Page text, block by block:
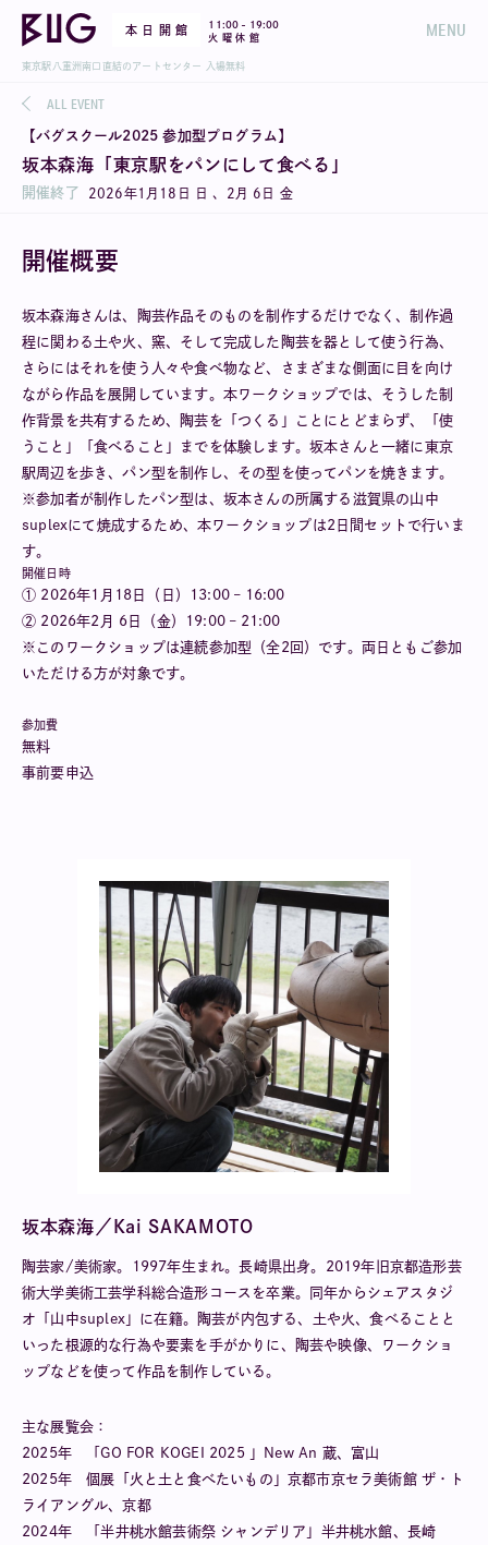
本 日 開 館 11:00 - 19:00
火 曜 休 館
MENU
東京駅八重洲南口直結のアートセンター 入場無料
ALL EVENT
【バグスクール2025 参加型プログラム】
坂本森海「東京駅をパンにして食べる」
開催終了 2026年1月18日 日 、2月 6日 金
開催概要
坂本森海さんは、陶芸作品そのものを制作するだけでなく、制作過
程に関わる土や火、窯、そして完成した陶芸を器として使う行為、
さらにはそれを使う人々や食べ物など、さまざまな側面に目を向け
ながら作品を展開しています。本ワークショップでは、そうした制
作背景を共有するため、陶芸を「つくる」ことにとどまらず、「使
うこと」「食べること」までを体験します。坂本さんと一緒に東京
駅周辺を歩き、パン型を制作し、その型を使ってパンを焼きます。
※参加者が制作したパン型は、坂本さんの所属する滋賀県の山中
suplexにて焼成するため、本ワークショップは2日間セットで行いま
す。
開催日時
① 2026年1月18日（日）13:00 – 16:00
② 2026年2月 6日（金）19:00 – 21:00
※このワークショップは連続参加型（全2回）です。両日ともご参加
いただける方が対象です。
参加費
無料
事前要申込
坂本森海／Kai SAKAMOTO
陶芸家/美術家。1997年生まれ。長崎県出身。2019年旧京都造形芸
術大学美術工芸学科総合造形コースを卒業。同年からシェアスタジ
オ「山中suplex」に在籍。陶芸が内包する、土や火、食べることと
いった根源的な行為や要素を手がかりに、陶芸や映像、ワークショ
ップなどを使って作品を制作している。
主な展覧会：
2025年 「GO FOR KOGEI 2025 」New An 蔵、富山
2025年 個展「火と土と食べたいもの」京都市京セラ美術館 ザ・ト
ライアングル、京都
2024年 「半井桃水館芸術祭 シャンデリア」半井桃水館、長崎